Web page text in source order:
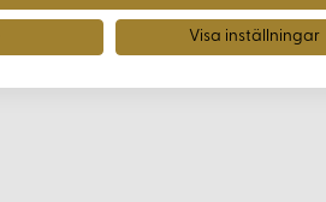
Visa inställningar